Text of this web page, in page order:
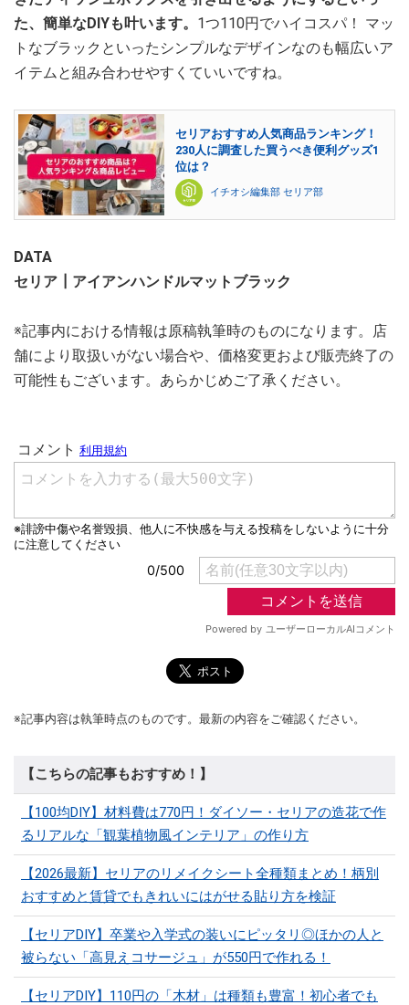
た、簡単なDIYも叶います。 1つ110円でハイコスパ！ マッ
トなブラックといったシンプルなデザインなのも幅広いア
イテムと組み合わせやすくていいですね。
セリアおすすめ人気商品ランキング！
230人に調査した買うべき便利グッズ1
位は？
イチオシ編集部 セリア部
DATA
セリア┃アイアンハンドルマットブラック
※記事内における情報は原稿執筆時のものになります。店
舗により取扱いがない場合や、価格変更および販売終了の
可能性もございます。あらかじめご了承ください。
※記事内容は執筆時点のものです。最新の内容をご確認ください。
【こちらの記事もおすすめ！】
【100均DIY】材料費は770円！ダイソー・セリアの造花で作
るリアルな「観葉植物風インテリア」の作り方
【2026最新】セリアのリメイクシート全種類まとめ！柄別
おすすめと賃貸でもきれいにはがせる貼り方を検証
【セリアDIY】卒業や入学式の装いにピッタリ◎ほかの人と
被らない「高見えコサージュ」が550円で作れる！
【セリアDIY】110円の「木材」は種類も豊富！初心者でも